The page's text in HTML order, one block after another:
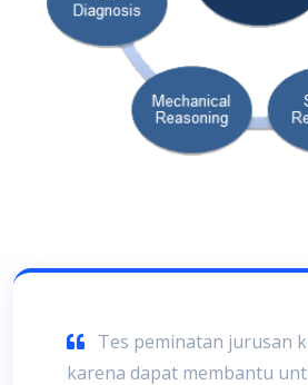
Tes peminatan jurusan
karena dapat membantu